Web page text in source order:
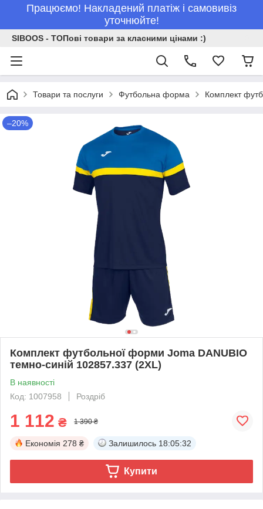
Працюємо! Накладений платіж і самовивіз
уточнюйте!
SIBOOS - ТОПові товари за класними цінами :)
Товари та послуги Футбольна форма Комплект
–20%
Комплект футбольної форми Joma DANUBIO
темно-синій 102857.337 (2XL)
В наявності
Код: 1007958
Роздріб
1 112 ₴ 1 390 ₴
Економія 278 ₴ Залишилось 18:05:32
Купити